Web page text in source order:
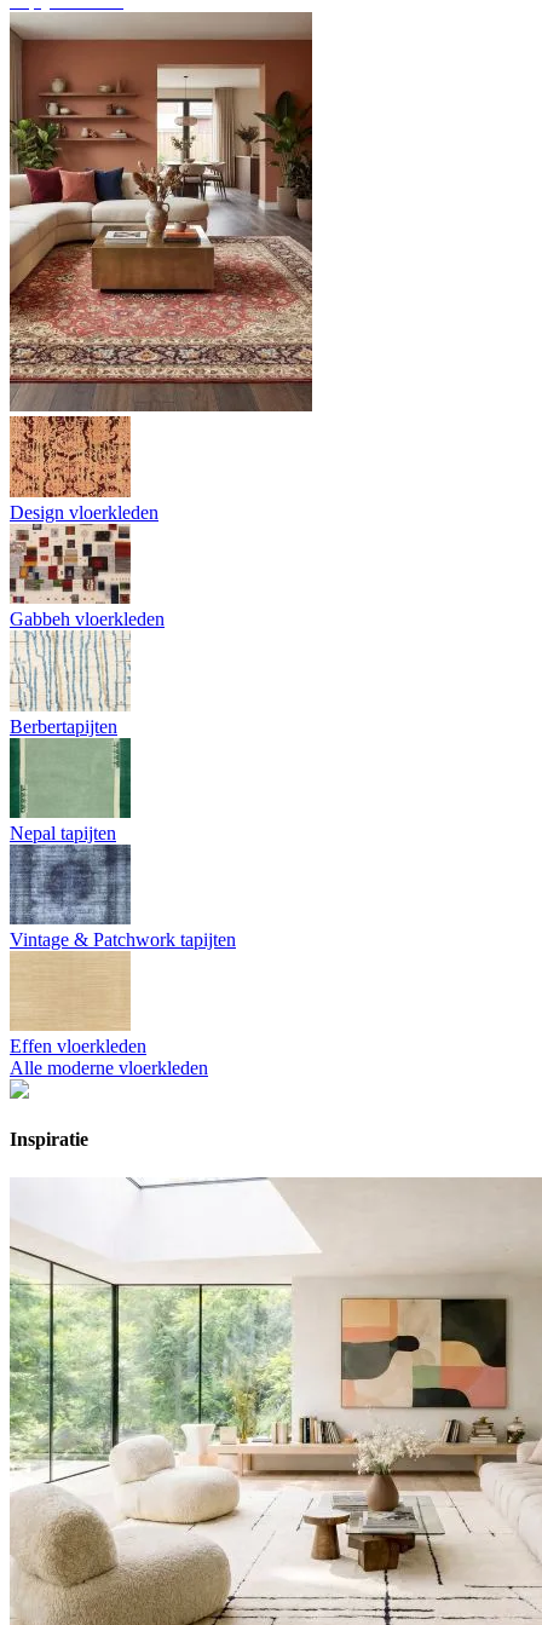
Design vloerkleden
Gabbeh vloerkleden
Berbertapijten
Nepal tapijten
Vintage & Patchwork tapijten
Effen vloerkleden
Alle moderne vloerkleden
Inspiratie